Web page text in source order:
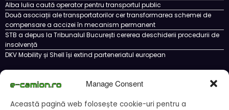
Manage Consent
Această pagină web folosește cookie-uri pentru a
Alba Iulia caută operator pentru transportul public
Două asociații ale transportatorilor cer transformarea schemei de
compensare a accizei în mecanism permanent
STB a depus la Tribunalul București cererea deschiderii procedurii de
insolvență
DKV Mobility și Shell își extind parteneriatul european
Politica de confidentialitate
Despre noi